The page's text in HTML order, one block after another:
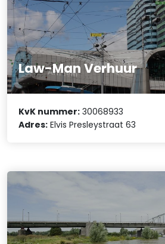
Law-Man Verhuur
KvK nummer: 30068933
Adres: Elvis Presleystraat 63